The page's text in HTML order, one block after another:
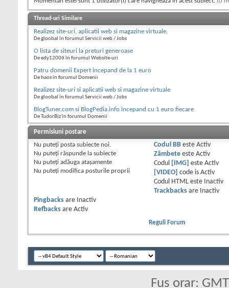
Thread-uri Similare
Realizez site-uri, aplicatii web si magazine virtuale.
De gloobal în forumul Servicii web / Jobs
O lista de siteuri la preturi generoase
De edy12006 în forumul Website-uri
Patru domenii Expert incepand de la 1 euro
De haos în forumul Domenii
Realizez site-uri si aplicatii web si magazine virtuale
De gloobal în forumul Servicii web / Jobs
BlogTuner.com si BlogPedia.info incepand cu 1 euro fiecare
De TudorBiz în forumul Domenii
Permisiuni postare
Nu puteţi posta subiecte noi.
Nu puteţi răspunde la subiecte
Nu puteţi adăuga ataşamente
Nu puteţi modifica posturile proprii
Codul BBeste Activ
Zâmbeteeste Activ
Codul
[IMG] este Activ
[VIDEO]
code is Activ
Codul HTML este
Inactiv
Trackbacksare
Inactiv
Pingbacks are
Inactiv
Refbacks are Activ
Reguli Forum
Fus orar: